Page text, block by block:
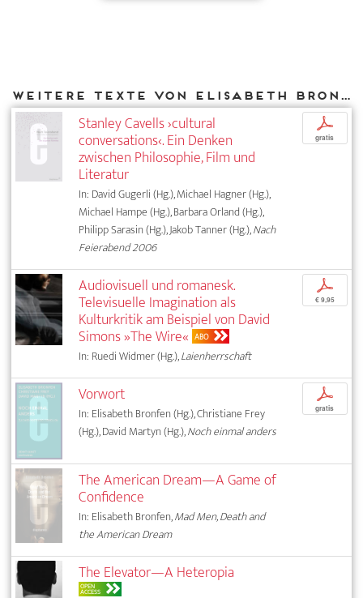
Weitere Texte von Elisabeth Bronfen bei DIAPHANES
Stanley Cavells ›cultural
conversations‹. Ein Denken
zwischen Philosophie, Film und
Literatur
In: David Gugerli (Hg.), Michael Hagner (Hg.),
Michael Hampe (Hg.), Barbara Orland (Hg.),
Philipp Sarasin (Hg.), Jakob Tanner (Hg.),Nach
Feierabend 2006
p
gratis
Audiovisuell und romanesk.
Televisuelle Imagination als
Kulturkritik am Beispiel von David
Simons »The Wire« ABO
In: Ruedi Widmer (Hg.),Laienherrschaft
p
€ 9,95
Vorwort
In: Elisabeth Bronfen (Hg.), Christiane Frey
(Hg.), David Martyn (Hg.),Noch einmal anders
p
gratis
The American Dream—A Game of
Confidence
In: Elisabeth Bronfen,Mad Men, Death and
the American Dream
The Elevator—A Heteropia
OPEN
ACCESS